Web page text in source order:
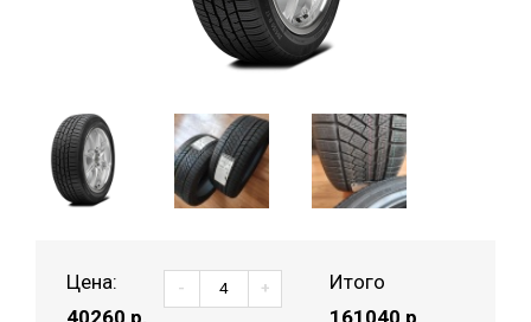
Цена:
40260 р.
- +
Итого
161040 р